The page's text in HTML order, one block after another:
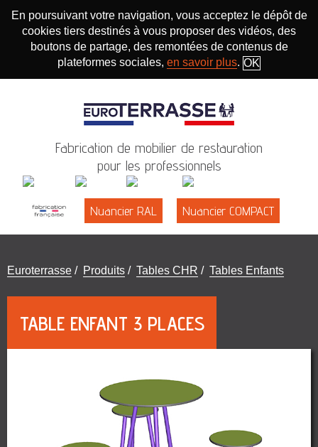
En poursuivant votre navigation, vous acceptez le dépôt de
cookies tiers destinés à vous proposer des vidéos, des
boutons de partage, des remontées de contenus de
plateformes sociales, en savoir plus. OK
Fabrication de mobilier de restauration
pour les professionnels
Nuancier RAL Nuancier COMPACT
Vous
Euroterrasse / Produits / Tables CHR / Tables Enfants
TABLE ENFANT 3 PLACES